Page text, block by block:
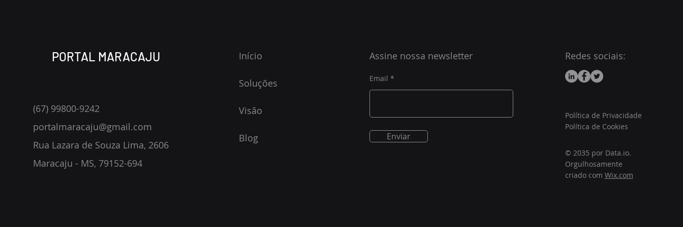
PORTAL MARACAJU
(67) 99800-9242
portalmaracaju@gmail.com
Rua Lazara de Souza Lima, 2606
Maracaju - MS, 79152-694
Início
Soluções
Visão
Blog
Assine nossa newsletter
Email
Enviar
Redes sociais:
Política de Privacidade
Política de Cookies
© 2035 por Data.io.
Orgulhosamente
criado com Wix.com